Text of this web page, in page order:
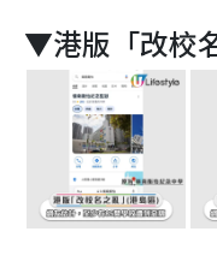
▼港版「改校